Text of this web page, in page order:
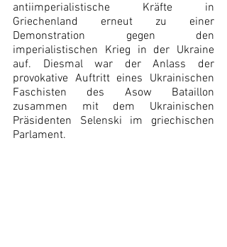
antiimperialistische Kräfte in
Griechenland erneut zu einer
Demonstration gegen den
imperialistischen Krieg in der Ukraine
auf. Diesmal war der Anlass der
provokative Auftritt eines Ukrainischen
Faschisten des Asow Bataillon
zusammen mit dem Ukrainischen
Präsidenten Selenski im griechischen
Parlament.